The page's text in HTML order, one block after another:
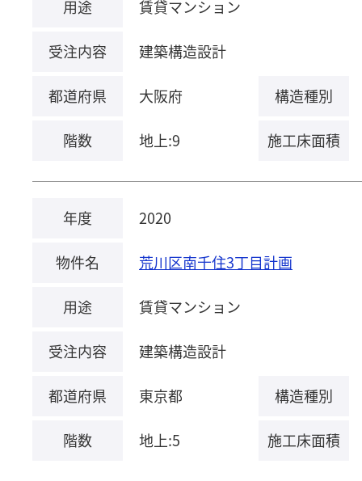
用途 賃貸マンション
受注内容 建築構造設計
都道府県 大阪府 構造種別
階数 地上:9 施工床面積
年度 2020
物件名 荒川区南千住3丁目計画
用途 賃貸マンション
受注内容 建築構造設計
都道府県 東京都 構造種別
階数 地上:5 施工床面積